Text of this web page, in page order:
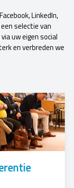
LinkedIn,
selectie van
uw eigen social
en verbreden we